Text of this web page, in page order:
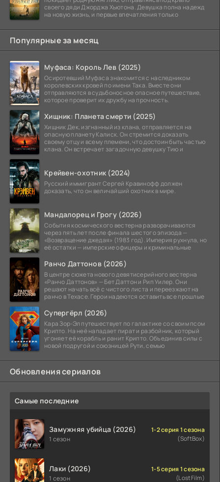
своего дяди Джорджа Хьютона. Девушка полна надежд
на новую жизнь, и первые впечатления только
Популярные за месяц
Муфаса: Король Лев (2025)
Осиротевший Муфаса знакомится с наследником
королевских кровей по имени Така. Вместе они
отправляются в судьбоносное опасное путешествие,
которое проверит их дружбу на прочность.
Хищник: Планета смерти (2025)
Хищник Дек, изгнанный из клана, отправляется на
опасную планету Калиск. Он стремится доказать
своему отцу и всему племени, что достоин быть частью
клана. Он встречает загадочную девушку Тию и
Крейвен-охотник (2024)
Русский иммигрант Сергей Кравинофф должен
доказать, что он величайший охотник в мире.
Мандалорец и Грогу (2026)
События космического вестерна разворачиваются
через пять лет после финала шестого эпизода —
«Возвращение джедая» (1983 год). Империя рухнула, но
её остатки — имперские офицеры и криминальные
Ранчо Даттонов (2026)
В центре сюжета нового девятисерийного вестерна
«Ранчо Даттонов» — Бет Даттон и Рип Уилер. Они
решают начать всё с чистого листа и переезжают на
ранчо в Техасе. Герои надеются оставить все прошлые
Супергёрл (2026)
Кара Зор-Эл путешествует по галактике со своим псом
Крипто. На неё нападает пират и разбойник, который
угоняет её корабль и ранит Крипто. Объединив силы с
новой подругой и союзницей Рути, семью
Обновления сериалов
Самые последние
Замужняя убийца (2026)
1 сезон
1-2 серия 1 сезона
(SoftBox)
Лаки (2026)
1 сезон
1-5 серия 1 сезона
(LostFilm)